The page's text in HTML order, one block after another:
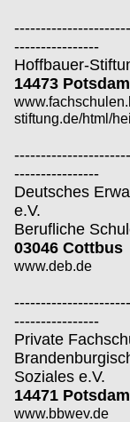
----------------
Hoffbauer-
14473 Potsdam
stiftung.de/html/
----------------
Deutsches
e.V.
Berufliche
03046 Cottbus
www.deb.de
----------------
Private
Soziales e.V.
14471 Potsdam
www.bbwev.de